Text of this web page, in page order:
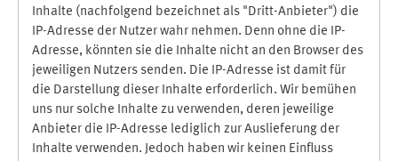
Inhalte (nachfolgend bezeichnet als "Dritt-Anbieter") die
IP-Adresse der Nutzer wahr nehmen. Denn ohne die IP-
Adresse, könnten sie die Inhalte nicht an den Browser des
jeweiligen Nutzers senden. Die IP-Adresse ist damit für
die Darstellung dieser Inhalte erforderlich. Wir bemühen
uns nur solche Inhalte zu verwenden, deren jeweilige
Anbieter die IP-Adresse lediglich zur Auslieferung der
Inhalte verwenden. Jedoch haben wir keinen Einfluss